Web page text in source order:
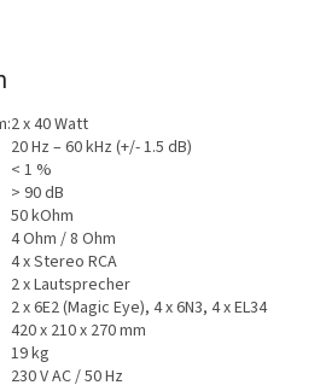
2 x 40 Watt
20 Hz – 60 kHz (+/- 1.5 dB)
< 1 %
> 90 dB
50 kOhm
4 Ohm / 8 Ohm
4 x Stereo RCA
2 x Lautsprecher
2 x 6E2 (Magic Eye), 4 x 6N3, 4 x EL34
420 x 210 x 270 mm
19 kg
230 V AC / 50 Hz